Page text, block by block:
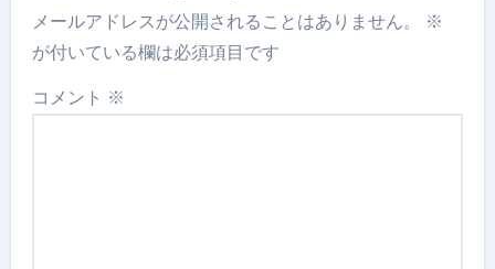
メールアドレスが公開されることはありません。
※
が付いている欄は必須項目です
コメント ※